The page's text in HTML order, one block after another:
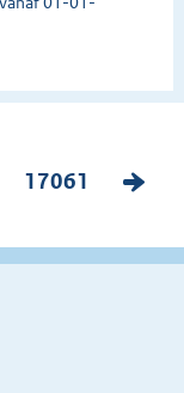
P
g
17061
V
l